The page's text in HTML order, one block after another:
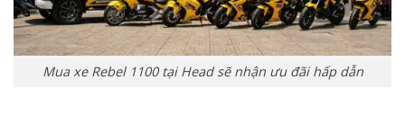
Mua xe Rebel 1100 tại Head sẽ nhận ưu đãi hấp dẫn